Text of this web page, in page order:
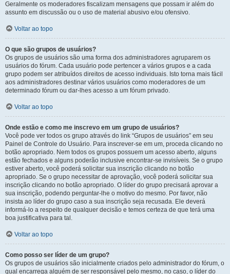
Geralmente os moderadores fiscalizam mensagens que possam ir além do
assunto em discussão ou o uso de material abusivo e/ou ofensivo.
Voltar ao topo
O que são grupos de usuários?
Os grupos de usuários são uma forma dos administradores agruparem os
usuários do fórum. Cada usuário pode pertencer a vários grupos e a cada
grupo podem ser atribuídos direitos de acesso individuais. Isto torna mais fácil
aos administradores destinar vários usuários como moderadores de um
determinado fórum ou dar-lhes acesso a um fórum privado.
Voltar ao topo
Onde estão e como me inscrevo em um grupo de usuários?
Você pode ver todos os grupo através do link “Grupos de usuários” em seu
Painel de Controle do Usuário. Para inscrever-se em um, proceda clicando no
botão apropriado. Nem todos os grupos possuem um acesso aberto, alguns
estão fechados e alguns poderão inclusive encontrar-se invisíveis. Se o grupo
estiver aberto, você poderá solicitar sua inscrição clicando no botão
apropriado. Se o grupo necessitar de aprovação, você poderá solicitar sua
inscrição clicando no botão apropriado. O líder do grupo precisará aprovar a
sua inscrição, podendo perguntar-lhe o motivo do mesmo. Por favor, não
insista ao líder do grupo caso a sua inscrição seja recusada. Ele deverá
informá-lo a respeito de qualquer decisão e temos certeza de que terá uma
boa justificativa para tal.
Voltar ao topo
Como posso ser líder de um grupo?
Os grupos de usuários são inicialmente criados pelo administrador do fórum, o
qual encarrega alguém de ser responsável pelo mesmo, no caso, o líder do